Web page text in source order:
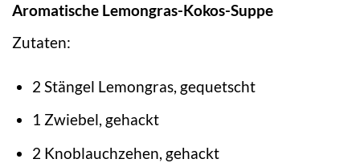
Aromatische Lemongras-Kokos-Suppe
Zutaten:
2 Stängel Lemongras, gequetscht
1 Zwiebel, gehackt
2 Knoblauchzehen, gehackt